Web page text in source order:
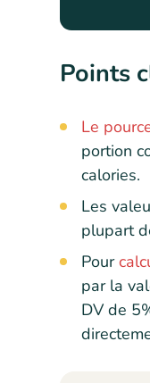
Points
Le
portion
calories.
Les
plupart
Pour
par la
DV de